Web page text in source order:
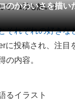
合ページ
スの未来
のかわいさを描い
て、1秒も無い！
それぞれの好きな
に投稿され、注目
の内容。
るイラスト